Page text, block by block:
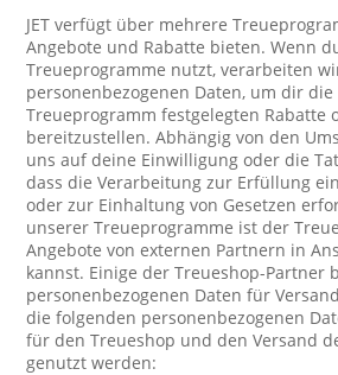
JET verfügt über mehrere
Angebote und Rabatte bieten. Wenn
Treueprogramme nutzt, verarbeiten
personenbezogenen Daten, um dir
Treueprogramm festgelegten Rabatte
bereitzustellen. Abhängig von den
uns auf deine Einwilligung oder die
dass die Verarbeitung zur Erfüllung
oder zur Einhaltung von Gesetzen
unserer Treueprogramme ist der
Angebote von externen Partnern in
kannst. Einige der Treueshop-Partner
personenbezogenen Daten für
die folgenden personenbezogenen
für den Treueshop und den Versand
genutzt werden: